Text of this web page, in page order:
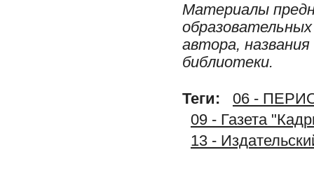
Материалы
автора,
библиотеки.
Теги:
06 -
09 - Газета
13 -